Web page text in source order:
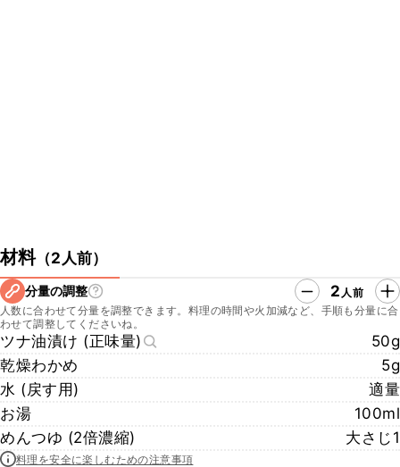
材料（2人前）
分量の調整 2 人前
人数に合わせて分量を調整できます。料理の時間や火加減など、手順も分量に合
わせて調整してくださいね。
ツナ油漬け (正味量)
50g
乾燥わかめ
5g
水 (戻す用)
適量
お湯
100ml
めんつゆ (2倍濃縮)
大さじ1
料理を安全に楽しむための注意事項